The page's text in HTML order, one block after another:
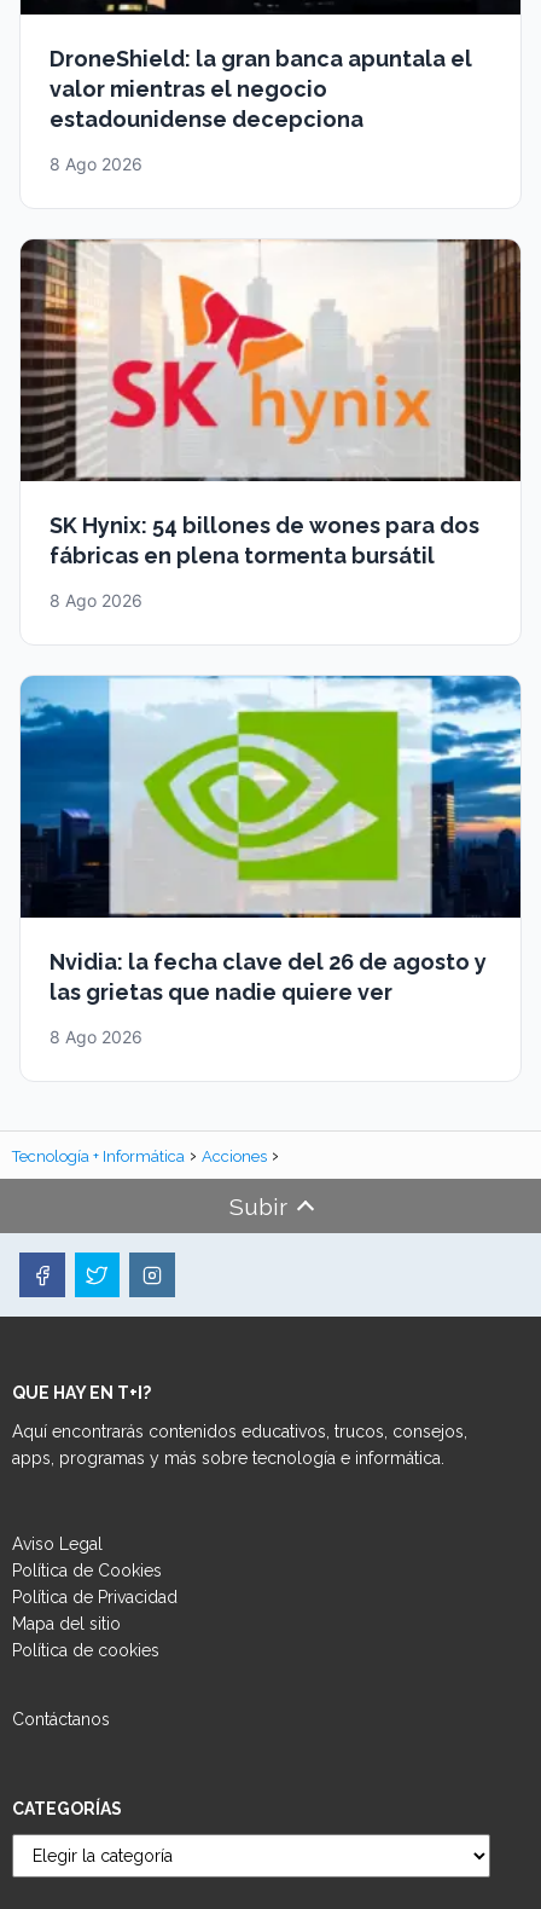
DroneShield: la gran banca apuntala el
valor mientras el negocio
estadounidense decepciona
8 Ago 2026
SK Hynix: 54 billones de wones para dos
fábricas en plena tormenta bursátil
8 Ago 2026
Nvidia: la fecha clave del 26 de agosto y
las grietas que nadie quiere ver
8 Ago 2026
Tecnología + Informática Acciones
Subir
QUE HAY EN T+I?
Aquí encontrarás contenidos educativos, trucos, consejos,
apps, programas y más sobre tecnología e informática.
Aviso Legal
Política de Cookies
Política de Privacidad
Mapa del sitio
Política de cookies
Contáctanos
CATEGORÍAS